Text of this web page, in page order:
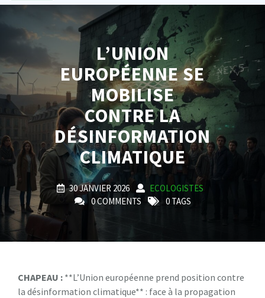
L’UNION
EUROPÉENNE SE
MOBILISE
CONTRE LA
DÉSINFORMATION
CLIMATIQUE
30 JANVIER 2026
ECOLOGISTES
0 COMMENTS
0 TAGS
CHAPEAU : **L’Union européenne prend position contre
la désinformation climatique** : face à la propagation